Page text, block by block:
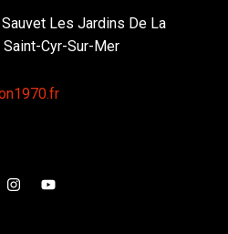
Les Jardins De La
Cyr-Sur-Mer